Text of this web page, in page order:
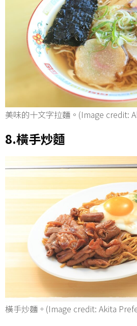
美味的十文字拉麵。(Image credit:
8.橫手炒麵
橫手炒麵。(Image credit: Akita